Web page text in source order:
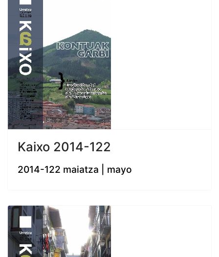
Kaixo 2014-122
2014-122 maiatza | mayo